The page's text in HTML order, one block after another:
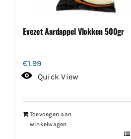
Evezet Aardappel Vlokken 500gr
€1.99
Quick View
Toevoegen aan
winkelwagen